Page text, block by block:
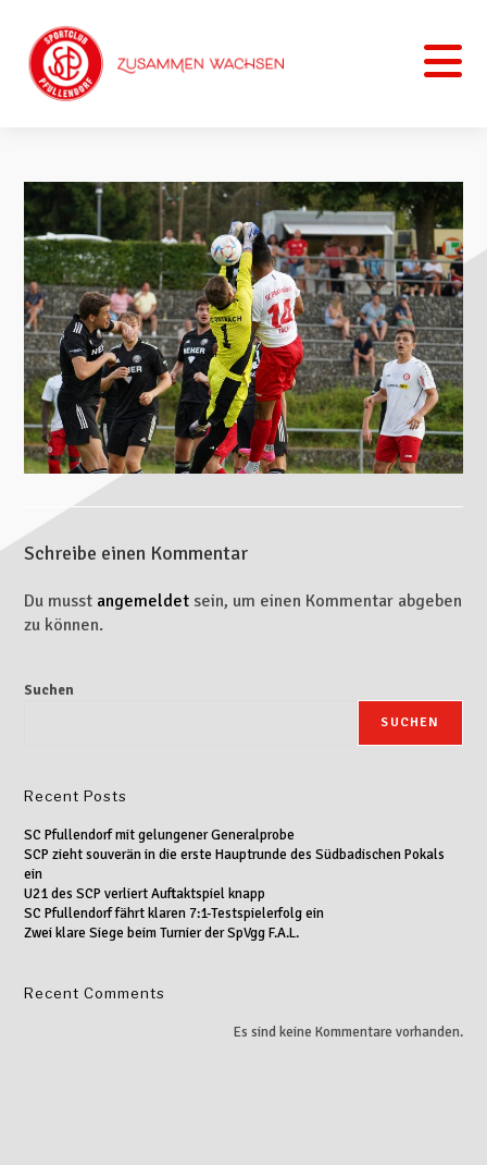
Schreibe einen Kommentar
Du musst angemeldet sein, um einen Kommentar abgeben
zu können.
Suchen
SUCHEN
Recent Posts
SC Pfullendorf mit gelungener Generalprobe
SCP zieht souverän in die erste Hauptrunde des Südbadischen Pokals
ein
U21 des SCP verliert Auftaktspiel knapp
SC Pfullendorf fährt klaren 7:1-Testspielerfolg ein
Zwei klare Siege beim Turnier der SpVgg F.A.L.
Recent Comments
Es sind keine Kommentare vorhanden.